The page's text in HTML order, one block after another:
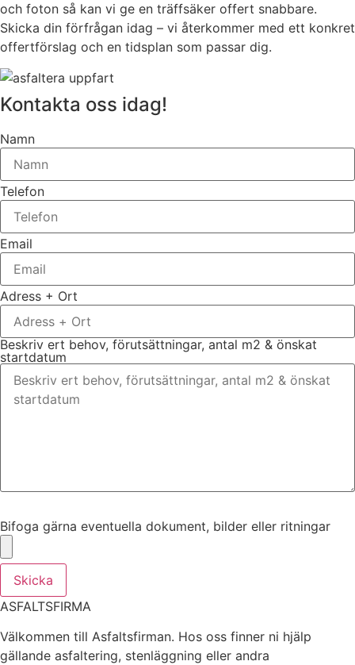
och foton så kan vi ge en träffsäker offert snabbare.
Skicka din förfrågan idag – vi återkommer med ett konkret
offertförslag och en tidsplan som passar dig.
Kontakta oss idag!
Namn
Telefon
Email
Adress + Ort
Beskriv ert behov, förutsättningar, antal m2 & önskat
startdatum
Bifoga gärna eventuella dokument, bilder eller ritningar
Skicka
ASFALTSFIRMA
Välkommen till Asfaltsfirman. Hos oss finner ni hjälp
gällande asfaltering, stenläggning eller andra